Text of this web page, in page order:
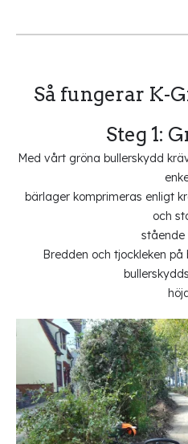
Så fungerar K-
Steg 1:
Med vårt gröna bullerskydd
bärlager komprimeras enligt
och
stående
Bredden och tjockleken